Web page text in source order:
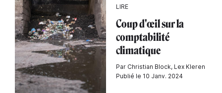
LIRE
Coup d'œil sur la
comptabilité
climatique
Par Christian Block, Lex Kleren
Publié le 10 Janv. 2024